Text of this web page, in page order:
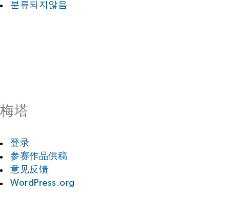
분류되지않음
梅塔
登录
参赛作品供稿
意见反馈
WordPress.org